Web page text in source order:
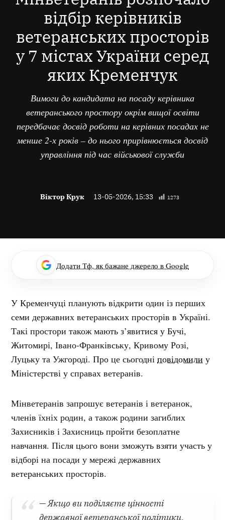
відбір керівників
ветеранських просторів
у 7 містах України серед
яких Кременчук
Вимоги до кандидата на посаду керівника
ветеранського простору окрім вищої освіти
передбачає досвід роботи на керівних посадах не
менше 2-х років – до нього прирівнюється досвід
управління під час військової служби
Віктор Крук 13-05-2026, 15:33 1273
Додати Тф, як бажане джерело в Google
У Кременчуці планують відкрити один із перших
семи державних ветеранських просторів в Україні.
Такі простори також мають з’явитися у Бучі,
Житомирі, Івано-Франківську, Кривому Розі,
Луцьку та Ужгороді. Про це сьогодніповідомили у
Міністерстві у справах ветеранів.
Мінветеранів запрошує ветеранів і ветеранок,
членів їхніх родин, а також родини загиблих
Захисників і Захисниць пройти безоплатне
навчання. Після цього вони зможуть взяти участь у
відборі на посади у мережі державних
ветеранських просторів.
— Якщо ви поділяєте цінності
державної ветеранської політики,